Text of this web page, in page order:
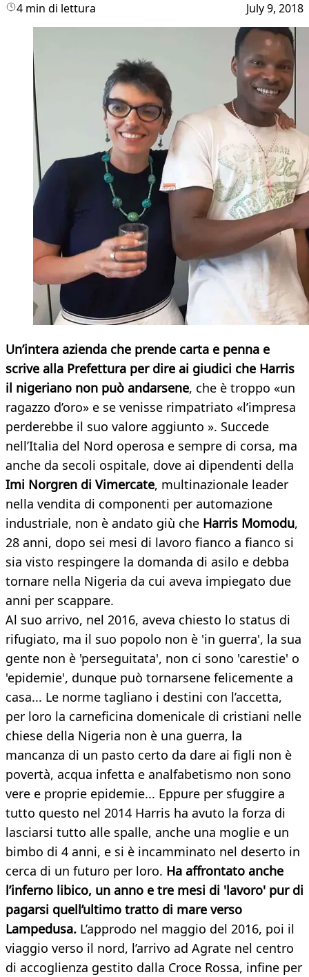
4 min di lettura July 9, 2018
Un’intera azienda che prende carta e penna e
scrive alla Prefettura per dire ai giudici che Harris
il nigeriano non può andarsene, che è troppo «un
ragazzo d’oro» e se venisse rimpatriato «l’impresa
perderebbe il suo valore aggiunto ». Succede
nell’Italia del Nord operosa e sempre di corsa, ma
anche da secoli ospitale, dove ai dipendenti della
Imi Norgren di Vimercate, multinazionale leader
nella vendita di componenti per automazione
industriale, non è andato giù che Harris Momodu,
28 anni, dopo sei mesi di lavoro fianco a fianco si
sia visto respingere la domanda di asilo e debba
tornare nella Nigeria da cui aveva impiegato due
anni per scappare.
Al suo arrivo, nel 2016, aveva chiesto lo status di
rifugiato, ma il suo popolo non è 'in guerra', la sua
gente non è 'perseguitata', non ci sono 'carestie' o
'epidemie', dunque può tornarsene felicemente a
casa... Le norme tagliano i destini con l’accetta,
per loro la carneficina domenicale di cristiani nelle
chiese della Nigeria non è una guerra, la
mancanza di un pasto certo da dare ai figli non è
povertà, acqua infetta e analfabetismo non sono
vere e proprie epidemie... Eppure per sfuggire a
tutto questo nel 2014 Harris ha avuto la forza di
lasciarsi tutto alle spalle, anche una moglie e un
bimbo di 4 anni, e si è incamminato nel deserto in
cerca di un futuro per loro. Ha affrontato anche
l’inferno libico, un anno e tre mesi di 'lavoro' pur di
pagarsi quell’ultimo tratto di mare verso
Lampedusa. L’approdo nel maggio del 2016, poi il
viaggio verso il nord, l’arrivo ad Agrate nel centro
di accoglienza gestito dalla Croce Rossa, infine per